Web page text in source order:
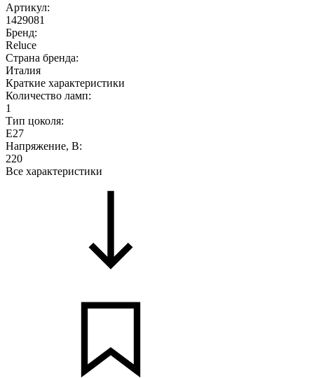
Артикул:
1429081
Бренд:
Reluce
Страна бренда:
Италия
Краткие характеристики
Количество ламп:
1
Тип цоколя:
E27
Напряжение, В:
220
Все характеристики